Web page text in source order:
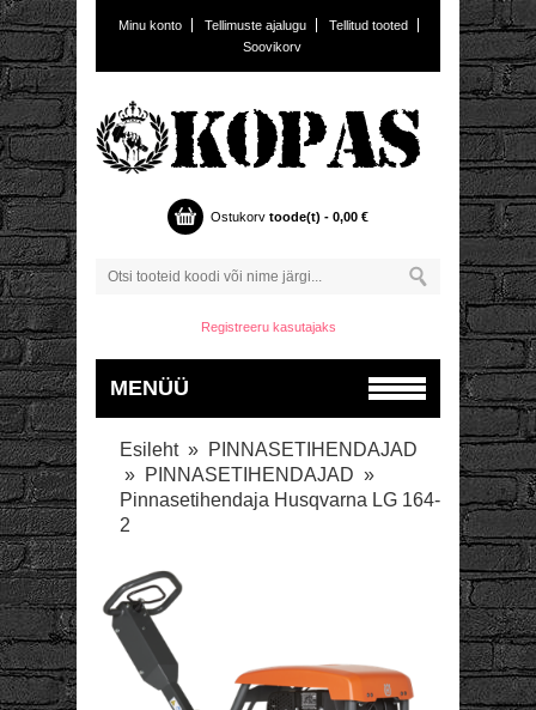
Minu konto Tellimuste ajalugu
Tellitud tooted
Soovikorv
Ostukorv toode(t) - 0,00 €
Registreeru kasutajaks
MENÜÜ
Esileht» PINNASETIHENDAJAD
» PINNASETIHENDAJAD »
Pinnasetihendaja Husqvarna LG 164-
2